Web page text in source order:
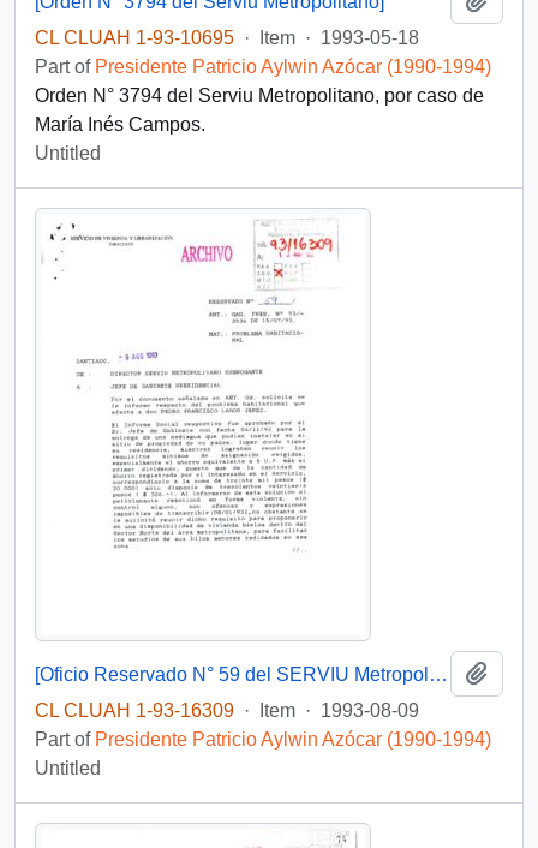
CL CLUAH 1-93-10695 · Item · 1993-05-18
Part of Presidente Patricio Aylwin Azócar (1990-1994)
Orden N° 3794 del Serviu Metropolitano, por caso de
María Inés Campos.
Untitled
[Oficio Reservado N° 59 del SERVIU Metropolitano]
CL CLUAH 1-93-16309 · Item · 1993-08-09
Part of Presidente Patricio Aylwin Azócar (1990-1994)
Untitled